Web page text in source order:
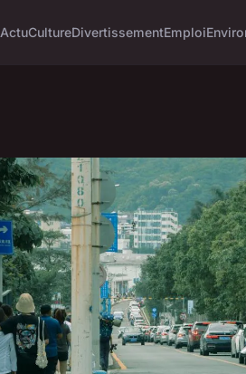
ActuCultureDivertissementEmploi